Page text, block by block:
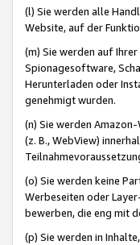
(l) Sie werden alle
Website, auf der
(m) Sie werden auf
Spionagesoftware,
Herunterladen oder
genehmigt wurden.
(n) Sie werden
(z. B., WebView)
(o) Sie werden keine
Werbeseiten oder
bewerben, die eng mit
(p) Sie werden in